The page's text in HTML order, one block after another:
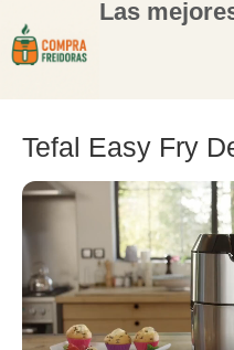
Las
Tefal Easy Fry